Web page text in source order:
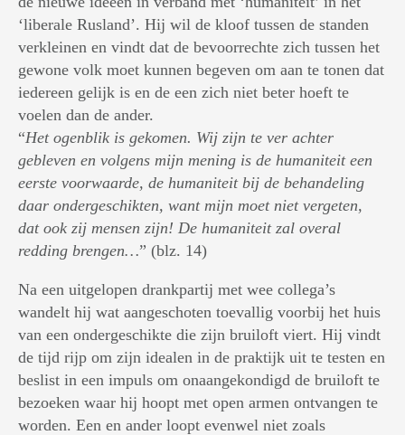
‘liberale Rusland’. Hij wil de kloof tussen de standen
verkleinen en vindt dat de bevoorrechte zich tussen het
gewone volk moet kunnen begeven om aan te tonen dat
iedereen gelijk is en de een zich niet beter hoeft te
voelen dan de ander.
“Het ogenblik is gekomen. Wij zijn te ver achter
gebleven en volgens mijn mening is de humaniteit een
eerste voorwaarde, de humaniteit bij de behandeling
daar ondergeschikten, want mijn moet niet vergeten,
dat ook zij mensen zijn! De humaniteit zal overal
redding brengen…” (blz. 14)
Na een uitgelopen drankpartij met wee collega’s
wandelt hij wat aangeschoten toevallig voorbij het huis
van een ondergeschikte die zijn bruiloft viert. Hij vindt
de tijd rijp om zijn idealen in de praktijk uit te testen en
beslist in een impuls om onaangekondigd de bruiloft te
bezoeken waar hij hoopt met open armen ontvangen te
worden. Een en ander loopt evenwel niet zoals